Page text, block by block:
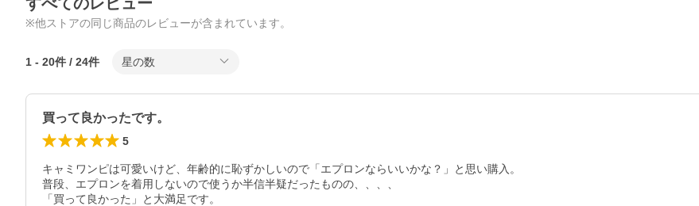
※他ストアの同じ商品のレビューが含まれています。
1 - 20件 / 24件 星の数
買って良かったです。
5
キャミワンピは可愛いけど、年齢的に恥ずかしいので「エプロンならいいかな？」と思い購入。
普段、エプロンを着用しないので使うか半信半疑だったものの、、、、
「買って良かった」と大満足です。